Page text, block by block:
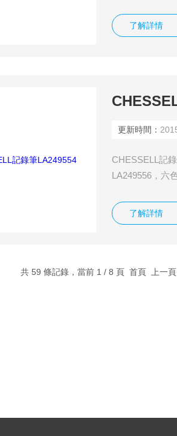
儀394
了解詳情
更新時間：
CHESSELL記
LA249556，六
LA249956，黑
儀394
了解詳情
共 59 條記錄，當前 1 / 8 頁 首頁 上一頁